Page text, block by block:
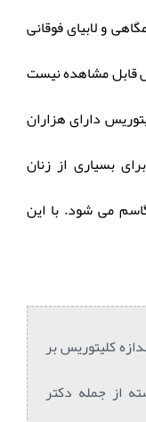
و لابیای فوقانی
قابل مشاهده نیست
دارای هزاران
بسیاری از زنان
می شود. با این
کلیتوریس بر
از جمله دکتر